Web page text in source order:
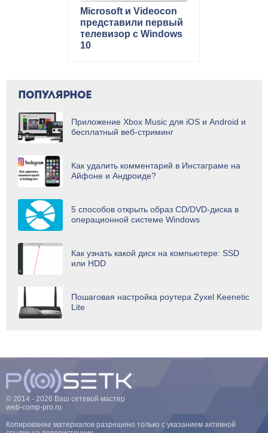
Microsoft и Videocon
представили первый
телевизор с Windows
10
ПОПУЛЯРНОЕ
Приложение Xbox Music для iOS и Android и
бесплатный веб-стриминг
Как удалить комментарий в Инстаграме на
Айфоне и Андроиде?
5 способов открыть образ CD/DVD-диска в
операционной системе Windows
Как узнать какой диск на компьютере: SSD
или HDD
Пошаговая настройка роутера Zyxel Keenetic
Lite
© 2014 - 2026 Ваш сетевой мастер
web-comp-pro.ru
Копирование материалов разрешено только с указанием активной